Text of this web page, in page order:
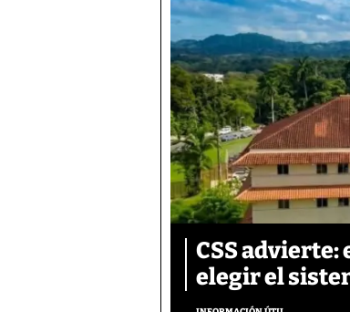
CSS advierte:
elegir el